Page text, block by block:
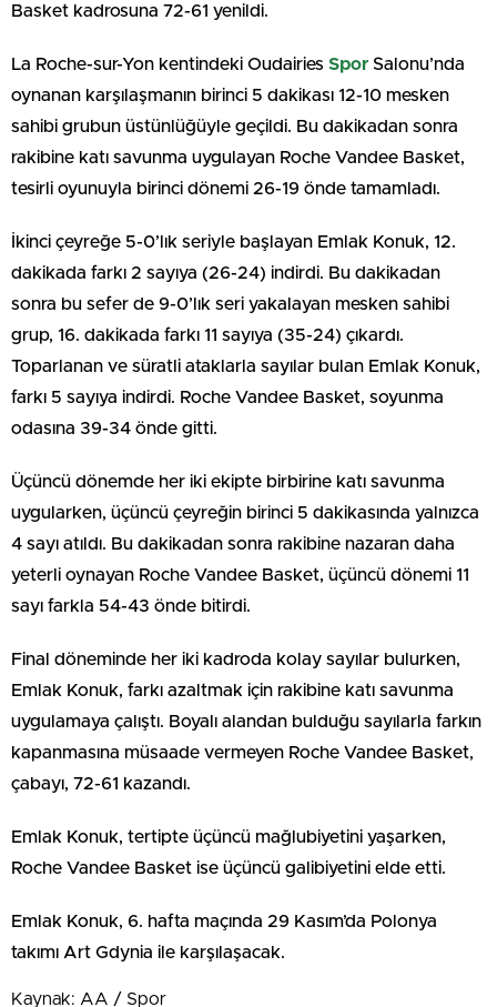
Basket kadrosuna 72-61 yenildi.
La Roche-sur-Yon kentindeki Oudairies Spor Salonu’nda
oynanan karşılaşmanın birinci 5 dakikası 12-10 mesken
sahibi grubun üstünlüğüyle geçildi. Bu dakikadan sonra
rakibine katı savunma uygulayan Roche Vandee Basket,
tesirli oyunuyla birinci dönemi 26-19 önde tamamladı.
İkinci çeyreğe 5-0’lık seriyle başlayan Emlak Konuk, 12.
dakikada farkı 2 sayıya (26-24) indirdi. Bu dakikadan
sonra bu sefer de 9-0’lık seri yakalayan mesken sahibi
grup, 16. dakikada farkı 11 sayıya (35-24) çıkardı.
Toparlanan ve süratli ataklarla sayılar bulan Emlak Konuk,
farkı 5 sayıya indirdi. Roche Vandee Basket, soyunma
odasına 39-34 önde gitti.
Üçüncü dönemde her iki ekipte birbirine katı savunma
uygularken, üçüncü çeyreğin birinci 5 dakikasında yalnızca
4 sayı atıldı. Bu dakikadan sonra rakibine nazaran daha
yeterli oynayan Roche Vandee Basket, üçüncü dönemi 11
sayı farkla 54-43 önde bitirdi.
Final döneminde her iki kadroda kolay sayılar bulurken,
Emlak Konuk, farkı azaltmak için rakibine katı savunma
uygulamaya çalıştı. Boyalı alandan bulduğu sayılarla farkın
kapanmasına müsaade vermeyen Roche Vandee Basket,
çabayı, 72-61 kazandı.
Emlak Konuk, tertipte üçüncü mağlubiyetini yaşarken,
Roche Vandee Basket ise üçüncü galibiyetini elde etti.
Emlak Konuk, 6. hafta maçında 29 Kasım’da Polonya
takımı Art Gdynia ile karşılaşacak.
Kaynak: AA / Spor